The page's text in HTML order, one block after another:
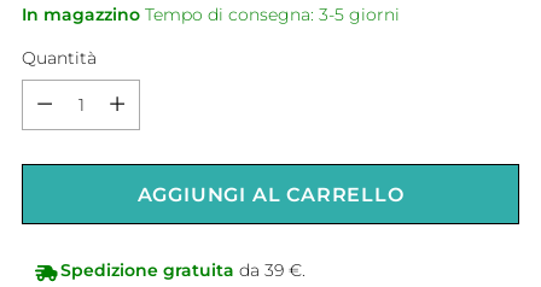
In magazzino Tempo di consegna: 3-5 giorni
Quantità
AGGIUNGI AL CARRELLO
Spedizione gratuita da 39 €.